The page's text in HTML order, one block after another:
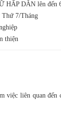
HẤP DẪN lên đến
Thứ 7/Tháng
thiện
việc liên quan